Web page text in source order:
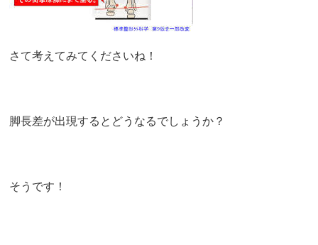
さて考えてみてくださいね！
脚長差が出現するとどうなるでしょうか？
そうです！